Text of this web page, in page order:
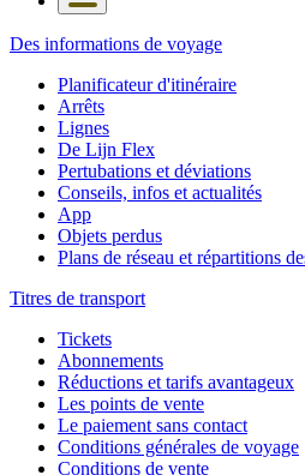
Des informations de voyage
Planificateur d'itinéraire
Arrêts
Lignes
De Lijn Flex
Pertubations et déviations
Conseils, infos et actualités
App
Objets perdus
Plans de réseau et répartitions
Titres de transport
Tickets
Abonnements
Réductions et tarifs avantageux
Les points de vente
Le paiement sans contact
Conditions générales de voyage
Conditions de vente